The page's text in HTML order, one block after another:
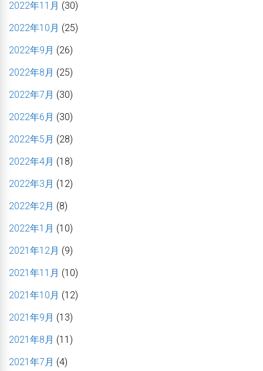
2022年11月 (30)
2022年10月 (25)
2022年9月 (26)
2022年8月 (25)
2022年7月 (30)
2022年6月 (30)
2022年5月 (28)
2022年4月 (18)
2022年3月 (12)
2022年2月 (8)
2022年1月 (10)
2021年12月 (9)
2021年11月 (10)
2021年10月 (12)
2021年9月 (13)
2021年8月 (11)
2021年7月 (4)